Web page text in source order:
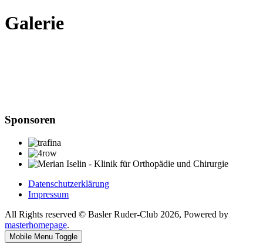
Galerie
Sponsoren
Datenschutzerklärung
Impressum
All Rights reserved © Basler Ruder-Club 2026, Powered by
masterhomepage.
Mobile Menu Toggle